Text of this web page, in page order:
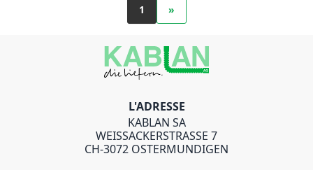
1 »
L'ADRESSE
KABLAN SA
WEISSACKERSTRASSE 7
CH-3072 OSTERMUNDIGEN